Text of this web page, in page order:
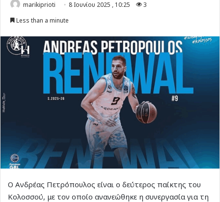
marikiprioti 8 Ιουνίου 2025 , 10:25
3
Less than a minute
Ο Ανδρέας Πετρόπουλος είναι ο δεύτερος παίκτης του
Κολοσσού, με τον οποίο ανανεώθηκε η συνεργασία για τη